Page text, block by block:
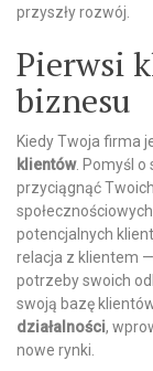
przyszły rozwój.
Pierwsi
biznesu
Kiedy Twoja firma
klientów. Pomyśl
przyciągnąć
potencjalnych
relacja z klientem
potrzeby swoich
swoją bazę
działalności,
nowe rynki.